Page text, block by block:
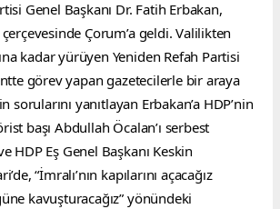
Genel Başkanı Dr. Fatih Erbakan,
çerçevesinde Çorum’a geldi. Valilikten
kadar yürüyen Yeniden Refah Partisi
görev yapan gazetecilerle bir araya
sorularını yanıtlayan Erbakan’a HDP’nin
başı Abdullah Öcalan’ı serbest
HDP Eş Genel Başkanı Keskin
“İmralı’nın kapılarını açacağız
kavuşturacağız” yönündeki